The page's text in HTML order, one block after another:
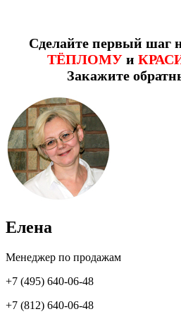
Сделайте первый шаг
ТЁПЛОМУи
Закажите
Елена
Менеджер по продажам
+7 (495) 640-06-48
+7 (812) 640-06-48